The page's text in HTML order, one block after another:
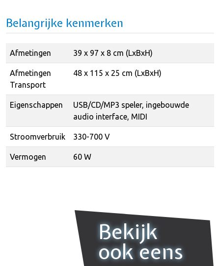
Belangrijke kenmerken
Afmetingen 39 x 97 x 8 cm (LxBxH)
Afmetingen
Transport
48 x 115 x 25 cm (LxBxH)
Eigenschappen
USB/CD/MP3 speler, ingebouwde
audio interface, MIDI
Stroomverbruik 330-700 V
Vermogen 60 W
Bekijk
ook eens